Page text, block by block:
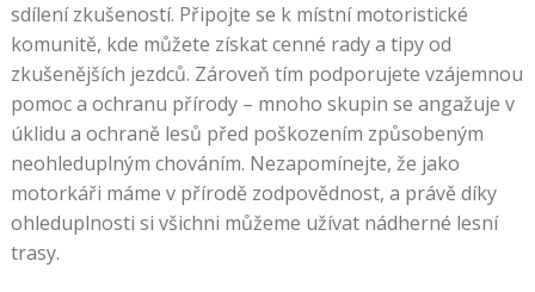
sdílení zkušeností. Připojte se k místní motoristické
komunitě, kde můžete získat cenné rady a tipy od
zkušenějších jezdců. Zároveň tím podporujete vzájemnou
pomoc a ochranu přírody – mnoho skupin se angažuje v
úklidu a ochraně lesů před poškozením způsobeným
neohleduplným chováním. Nezapomínejte, že jako
motorkáři máme v přírodě zodpovědnost, a právě díky
ohleduplnosti si všichni můžeme užívat nádherné lesní
trasy.